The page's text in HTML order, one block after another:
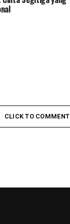
CLICK TO COMMENT